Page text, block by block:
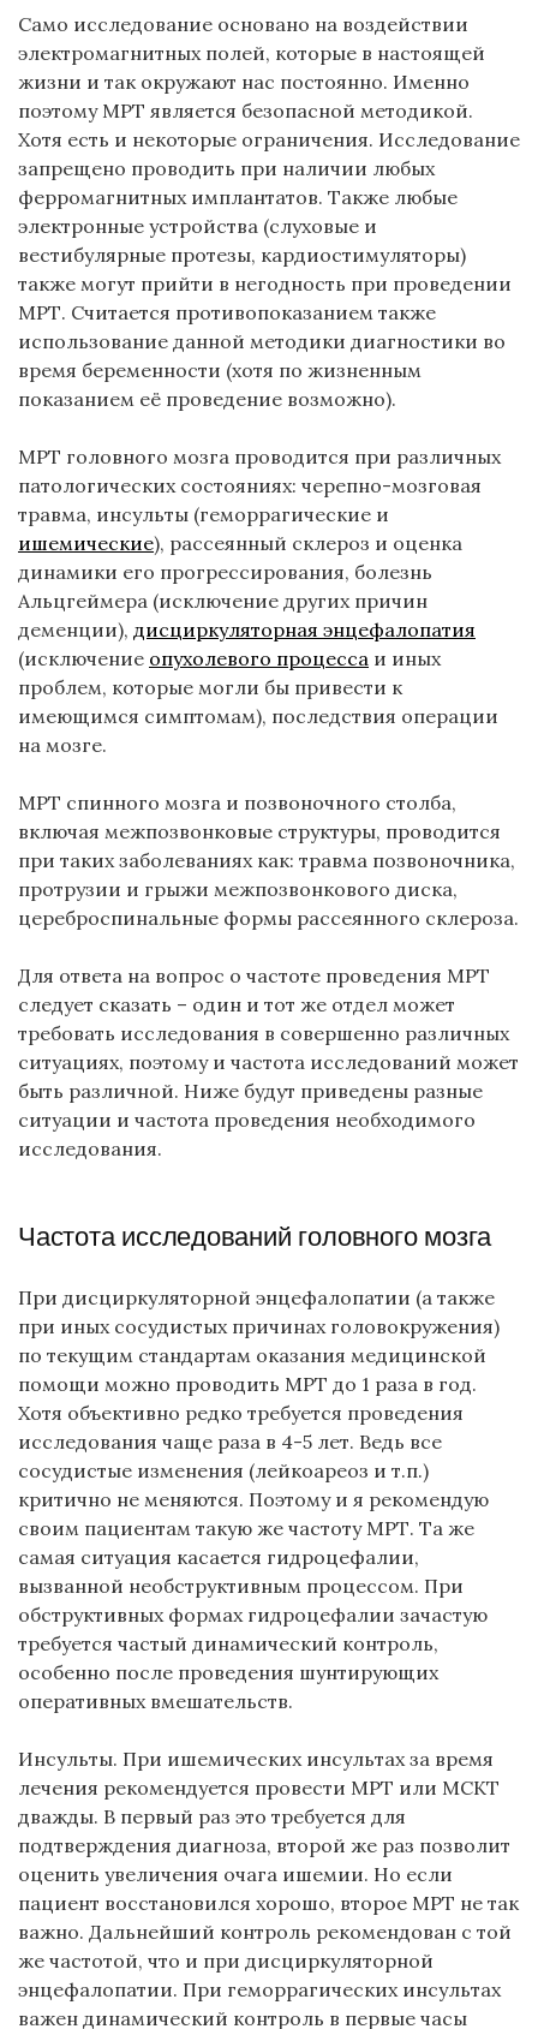
Само исследование основано на воздействии
электромагнитных полей, которые в настоящей
жизни и так окружают нас постоянно. Именно
поэтому МРТ является безопасной методикой.
Хотя есть и некоторые ограничения. Исследование
запрещено проводить при наличии любых
ферромагнитных имплантатов. Также любые
электронные устройства (слуховые и
вестибулярные протезы, кардиостимуляторы)
также могут прийти в негодность при проведении
МРТ. Считается противопоказанием также
использование данной методики диагностики во
время беременности (хотя по жизненным
показанием её проведение возможно).
МРТ головного мозга проводится при различных
патологических состояниях: черепно-мозговая
травма, инсульты (геморрагические и
ишемические), рассеянный склероз и оценка
динамики его прогрессирования, болезнь
Альцгеймера (исключение других причин
деменции), дисциркуляторная энцефалопатия
(исключение опухолевого процесса и иных
проблем, которые могли бы привести к
имеющимся симптомам), последствия операции
на мозге.
МРТ спинного мозга и позвоночного столба,
включая межпозвонковые структуры, проводится
при таких заболеваниях как: травма позвоночника,
протрузии и грыжи межпозвонкового диска,
цереброспинальные формы рассеянного склероза.
Для ответа на вопрос о частоте проведения МРТ
следует сказать – один и тот же отдел может
требовать исследования в совершенно различных
ситуациях, поэтому и частота исследований может
быть различной. Ниже будут приведены разные
ситуации и частота проведения необходимого
исследования.
Частота исследований головного мозга
При дисциркуляторной энцефалопатии (а также
при иных сосудистых причинах головокружения)
по текущим стандартам оказания медицинской
помощи можно проводить МРТ до 1 раза в год.
Хотя объективно редко требуется проведения
исследования чаще раза в 4-5 лет. Ведь все
сосудистые изменения (лейкоареоз и т.п.)
критично не меняются. Поэтому и я рекомендую
своим пациентам такую же частоту МРТ. Та же
самая ситуация касается гидроцефалии,
вызванной необструктивным процессом. При
обструктивных формах гидроцефалии зачастую
требуется частый динамический контроль,
особенно после проведения шунтирующих
оперативных вмешательств.
Инсульты. При ишемических инсультах за время
лечения рекомендуется провести МРТ или МСКТ
дважды. В первый раз это требуется для
подтверждения диагноза, второй же раз позволит
оценить увеличения очага ишемии. Но если
пациент восстановился хорошо, второе МРТ не так
важно. Дальнейший контроль рекомендован с той
же частотой, что и при дисциркуляторной
энцефалопатии. При геморрагических инсультах
важен динамический контроль в первые часы